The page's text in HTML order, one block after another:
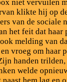
niet vervuilen
klikte hij op
van de sociale
het feit dat
melding van
vroeg om haar
handen
welde